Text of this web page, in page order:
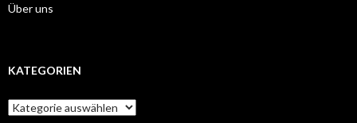
Über uns
KATEGORIEN
Kategorien